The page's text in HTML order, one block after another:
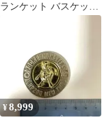
ランケット バスケット
¥8,999